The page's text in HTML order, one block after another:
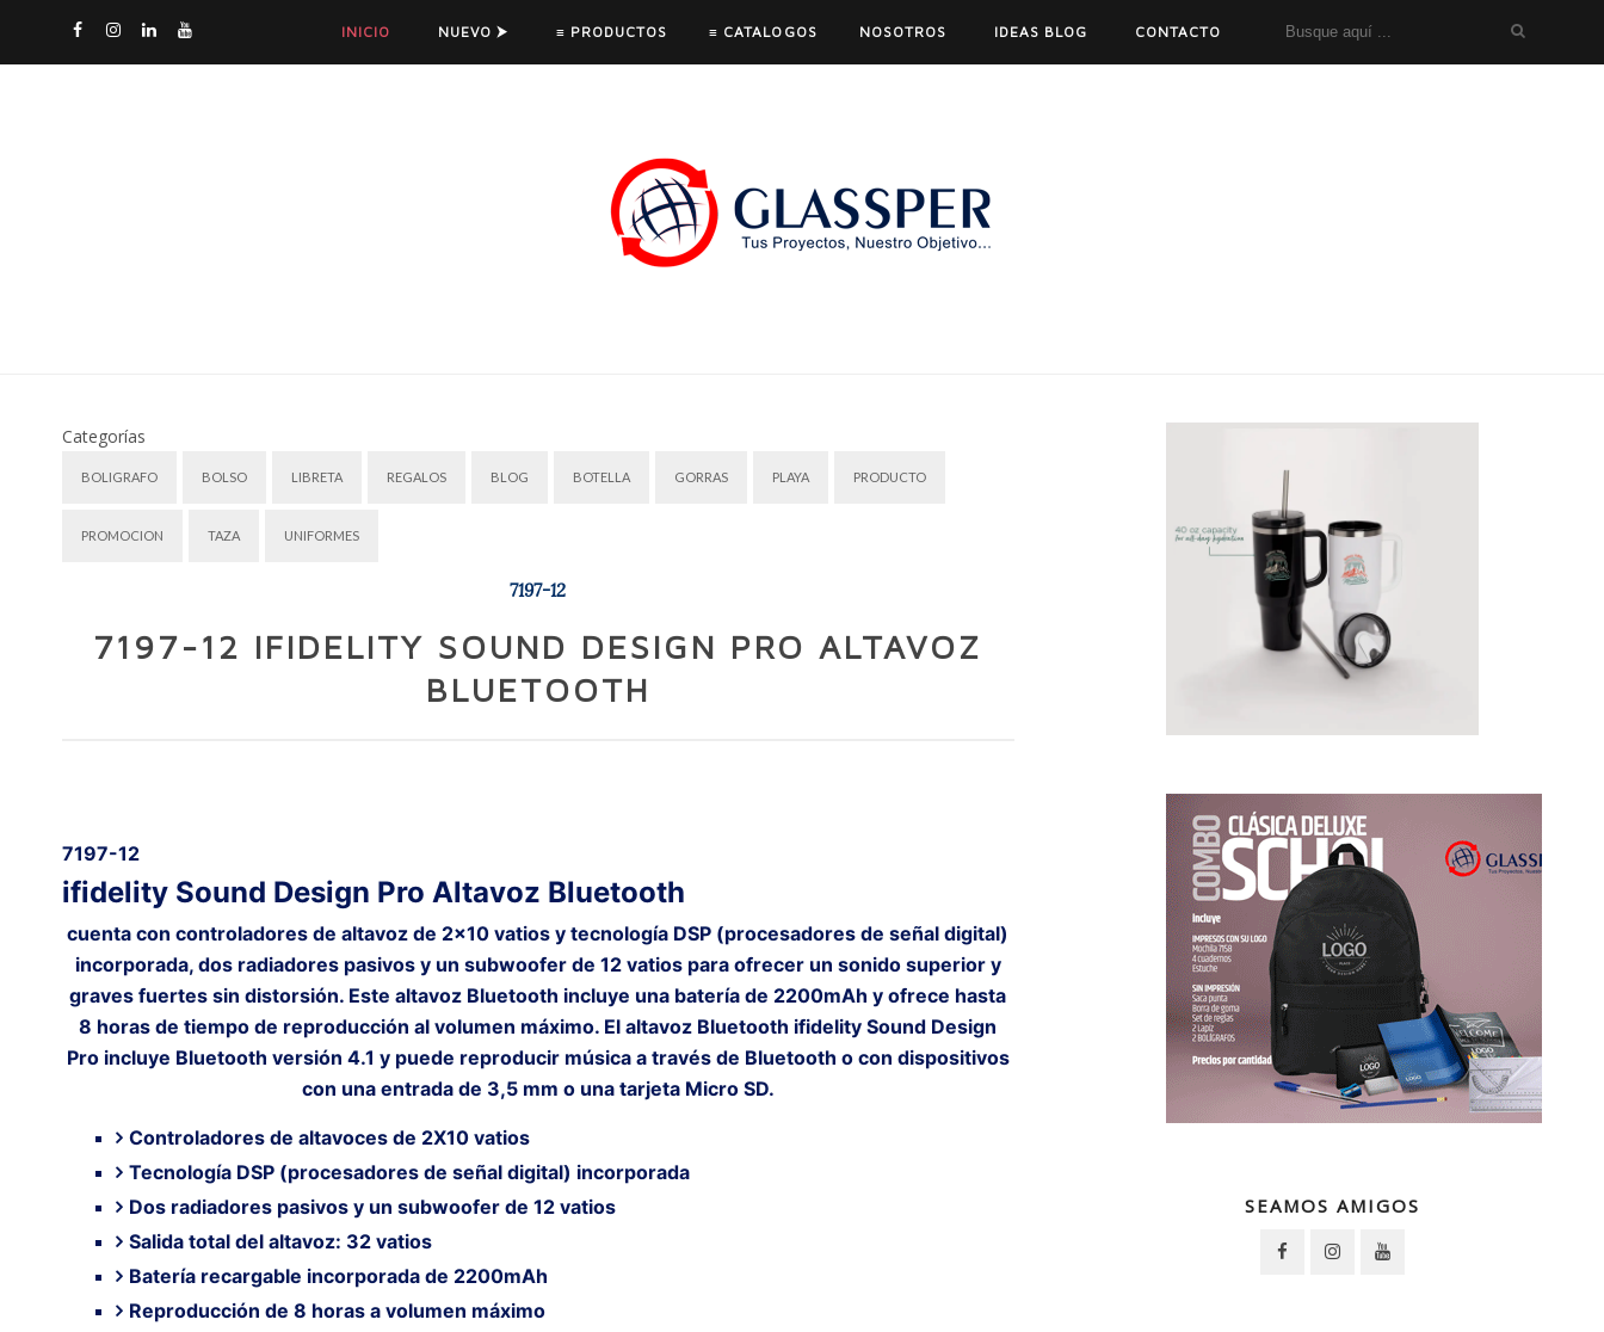
INICIO NUEVO ⮞ ≡ PRODUCTOS ≡ CATALOGOS NOSOTROS IDEAS BLOG CONTACTO
Categorías
BOLIGRAFO BOLSO LIBRETA REGALOS BLOG BOTELLA GORRAS PLAYA PRODUCTO
PROMOCION TAZA UNIFORMES
7197-12
7197-12 IFIDELITY SOUND DESIGN PRO ALTAVOZ
BLUETOOTH
7197-12
ifidelity Sound Design Pro Altavoz Bluetooth
cuenta con controladores de altavoz de 2x10 vatios y tecnología DSP (procesadores de señal digital)
incorporada, dos radiadores pasivos y un subwoofer de 12 vatios para ofrecer un sonido superior y
graves fuertes sin distorsión. Este altavoz Bluetooth incluye una batería de 2200mAh y ofrece hasta
8 horas de tiempo de reproducción al volumen máximo. El altavoz Bluetooth ifidelity Sound Design
Pro incluye Bluetooth versión 4.1 y puede reproducir música a través de Bluetooth o con dispositivos
con una entrada de 3,5 mm o una tarjeta Micro SD.
Controladores de altavoces de 2X10 vatios
Tecnología DSP (procesadores de señal digital) incorporada
Dos radiadores pasivos y un subwoofer de 12 vatios
Salida total del altavoz: 32 vatios
Batería recargable incorporada de 2200mAh
Reproducción de 8 horas a volumen máximo
SEAMOS AMIGOS